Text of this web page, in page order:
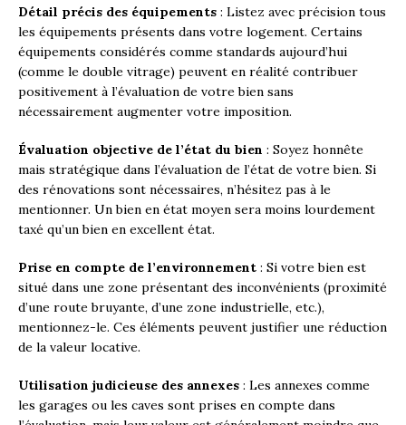
Détail précis des équipements : Listez avec précision tous
les équipements présents dans votre logement. Certains
équipements considérés comme standards aujourd’hui
(comme le double vitrage) peuvent en réalité contribuer
positivement à l’évaluation de votre bien sans
nécessairement augmenter votre imposition.
Évaluation objective de l’état du bien : Soyez honnête
mais stratégique dans l’évaluation de l’état de votre bien. Si
des rénovations sont nécessaires, n’hésitez pas à le
mentionner. Un bien en état moyen sera moins lourdement
taxé qu’un bien en excellent état.
Prise en compte de l’environnement : Si votre bien est
situé dans une zone présentant des inconvénients (proximité
d’une route bruyante, d’une zone industrielle, etc.),
mentionnez-le. Ces éléments peuvent justifier une réduction
de la valeur locative.
Utilisation judicieuse des annexes : Les annexes comme
les garages ou les caves sont prises en compte dans